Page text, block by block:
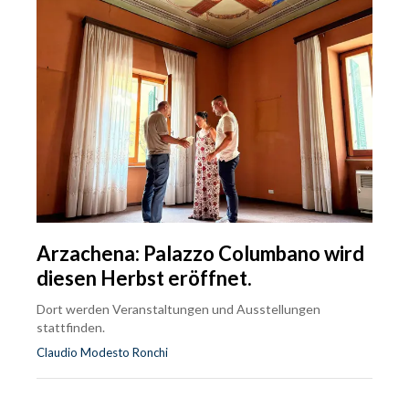
Arzachena: Palazzo Columbano wird
diesen Herbst eröffnet.
Dort werden Veranstaltungen und Ausstellungen
stattfinden.
Claudio Modesto Ronchi